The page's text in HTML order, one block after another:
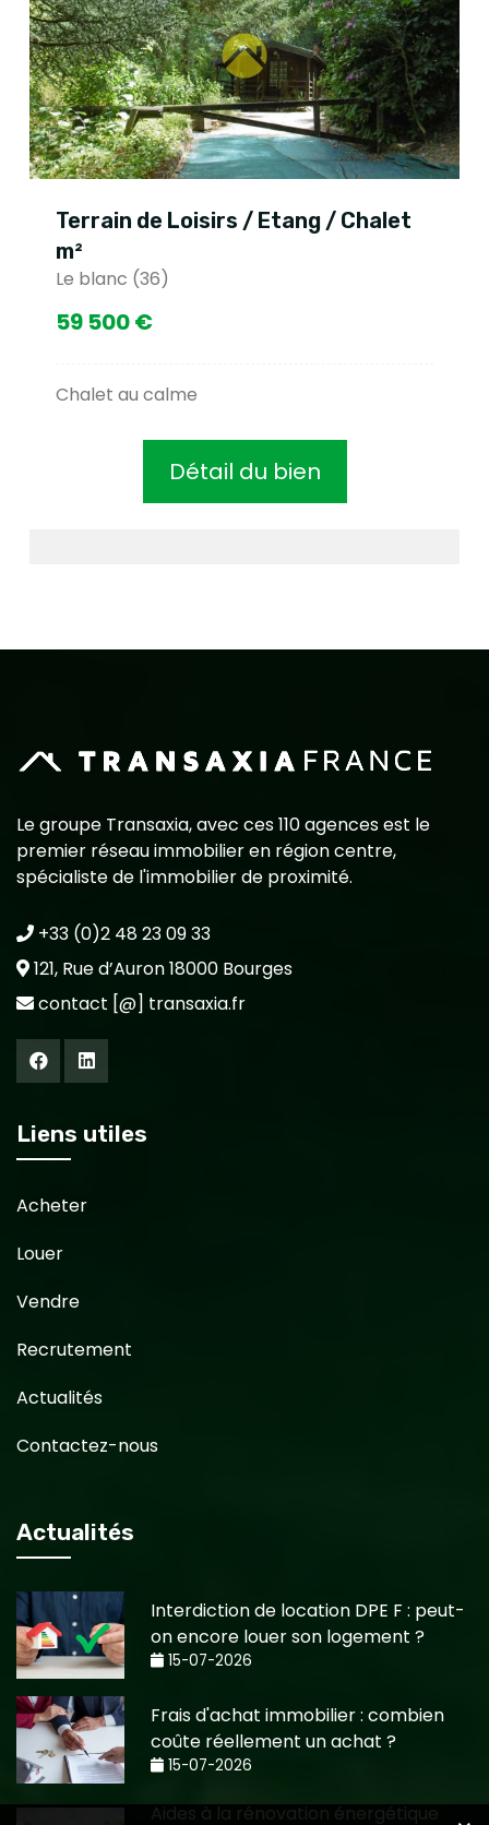
Terrain de Loisirs / Etang / Chalet
m²
Le blanc (36)
59 500 €
Chalet au calme
Détail du bien
Le groupe Transaxia, avec ces 110 agences est le
premier réseau immobilier en région centre,
spécialiste de l'immobilier de proximité.
+33 (0)2 48 23 09 33
121, Rue d’Auron 18000 Bourges
contact [@] transaxia.fr
Liens utiles
Acheter
Louer
Vendre
Recrutement
Actualités
Contactez-nous
Actualités
Interdiction de location DPE F : peut-
on encore louer son logement ?
15-07-2026
Frais d'achat immobilier : combien
coûte réellement un achat ?
15-07-2026
Aides à la rénovation énergétique